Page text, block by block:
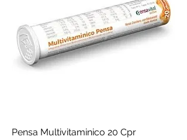
Pensa Multivitaminico 20 Cpr